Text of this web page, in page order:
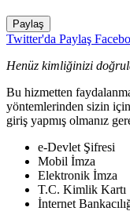
Paylaş
Twitter'da Paylaş
Henüz kimliğinizi
Bu hizmetten
yöntemlerinden sizin
giriş yapmış olmanız
e-Devlet Şifresi
Mobil İmza
Elektronik İmza
T.C. Kimlik Kartı
İnternet